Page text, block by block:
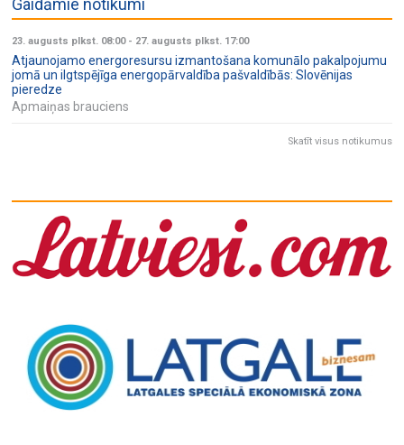
Gaidāmie notikumi
23. augusts plkst. 08:00- 27. augusts plkst. 17:00
Atjaunojamo energoresursu izmantošana komunālo pakalpojumu
jomā un ilgtspējīga energopārvaldība pašvaldībās: Slovēnijas
pieredze
Apmaiņas brauciens
Skatīt visus notikumus